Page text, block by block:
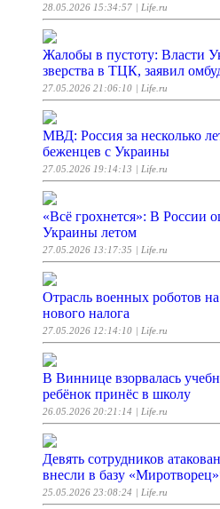
28.05.2026 15:34:57 | Life.ru
Жалобы в пустоту: Власти
зверства в ТЦК, заявил
27.05.2026 21:06:10 | Life.ru
МВД: Россия за несколько
беженцев с Украины
27.05.2026 19:14:13 | Life.ru
«Всё грохнется»: В России
Украины летом
27.05.2026 13:17:35 | Life.ru
Отрасль военных роботов
нового налога
27.05.2026 12:14:10 | Life.ru
В Виннице взорвалась
ребёнок принёс в школу
26.05.2026 20:21:14 | Life.ru
Девять сотрудников
внесли в базу
25.05.2026 23:08:24 | Life.ru